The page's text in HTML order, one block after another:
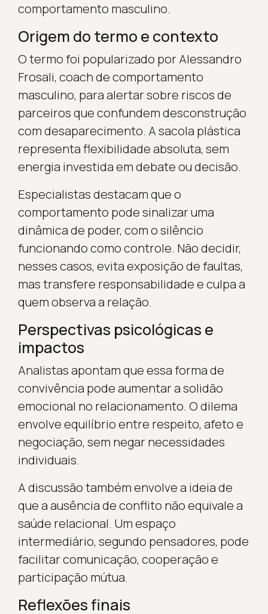
comportamento masculino.
Origem do termo e contexto
O termo foi popularizado por Alessandro
Frosali, coach de comportamento
masculino, para alertar sobre riscos de
parceiros que confundem desconstrução
com desaparecimento. A sacola plástica
representa flexibilidade absoluta, sem
energia investida em debate ou decisão.
Especialistas destacam que o
comportamento pode sinalizar uma
dinâmica de poder, com o silêncio
funcionando como controle. Não decidir,
nesses casos, evita exposição de faultas,
mas transfere responsabilidade e culpa a
quem observa a relação.
Perspectivas psicológicas e
impactos
Analistas apontam que essa forma de
convivência pode aumentar a solidão
emocional no relacionamento. O dilema
envolve equilíbrio entre respeito, afeto e
negociação, sem negar necessidades
individuais.
A discussão também envolve a ideia de
que a ausência de conflito não equivale a
saúde relacional. Um espaço
intermediário, segundo pensadores, pode
facilitar comunicação, cooperação e
participação mútua.
Reflexões finais